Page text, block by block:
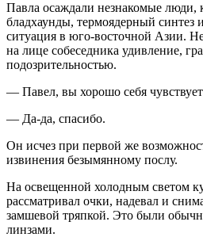
Павла осаждали незнакомые люди,
бладхаунды, термоядерный синтез
ситуация в юго-восточной Азии.
на лице собеседника удивление,
подозрительностью.
— Павел, вы хорошо себя
— Да-да, спасибо.
Он исчез при первой же
извинения безымянному послу.
На освещенной холодным светом
рассматривал очки, надевал и
замшевой тряпкой. Это были
линзами.